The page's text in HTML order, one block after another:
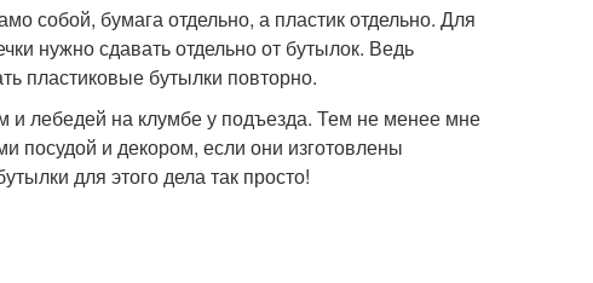
собой, бумага отдельно, а пластик отдельно. Для
нужно сдавать отдельно от бутылок. Ведь
пластиковые бутылки повторно.
и лебедей на клумбе у подъезда. Тем не менее мне
посудой и декором, если они изготовлены
для этого дела так просто!